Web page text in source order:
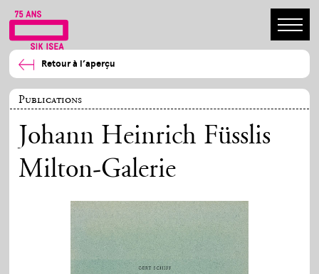
Retour à l’aperçu
Publications
Johann Heinrich Füsslis
Milton-Galerie